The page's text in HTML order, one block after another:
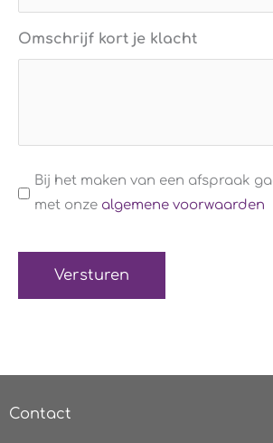
Omschrijf kort je klacht
Algemene
voorwaarden
Bij het maken van een afspraak
met onze algemene voorwaarden
Contact